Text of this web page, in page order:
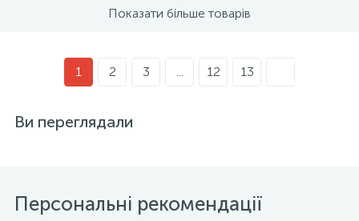
Показати більше товарів
1 2 3 ... 12 13
Ви переглядали
Персональні рекомендації